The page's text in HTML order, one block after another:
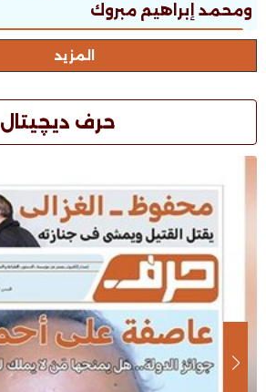
ومحمد إبراهيم مبروك
المزيد
حرف ديچيتال